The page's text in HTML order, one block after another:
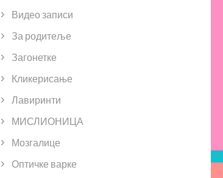
Видео записи
За родитеље
Загонетке
Кликерисање
Лавиринти
МИСЛИОНИЦА
Мозгалице
Оптичке варке